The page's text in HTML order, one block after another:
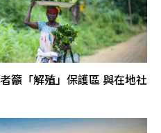
籲「解殖」保護區 與在地社